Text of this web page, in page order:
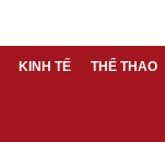
KINH TẾ THỂ THAO